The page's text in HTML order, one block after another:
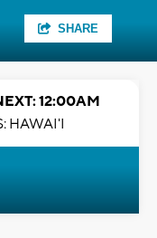
SHARE
12:00AM
HAWAI'I